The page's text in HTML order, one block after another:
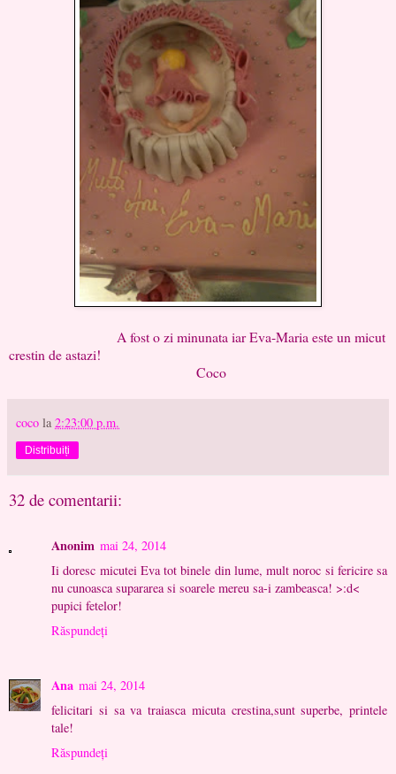
A fost o zi minunata iar Eva-Maria este un micut
crestin de astazi!
Coco
coco la 2:23:00 p.m.
Distribuiți
32 de comentarii:
Anonim mai 24, 2014
Ii doresc micutei Eva tot binele din lume, mult noroc si fericire sa
nu cunoasca supararea si soarele mereu sa-i zambeasca! >:d<
pupici fetelor!
Răspundeți
Ana mai 24, 2014
felicitari si sa va traiasca micuta crestina,sunt superbe, printele
tale!
Răspundeți